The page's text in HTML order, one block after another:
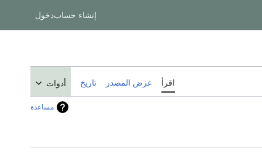
إنشاء حسابدخول
اقرأ عرض المصدر تاريخ أدوات
مساعدة